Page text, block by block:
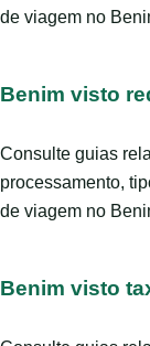
de viagem no
Benim visto
Consulte guias
processamento,
de viagem no
Benim visto